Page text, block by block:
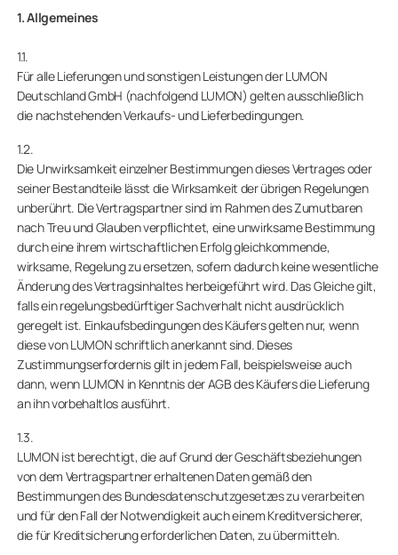
Privatkunden
Geschäftskunden
KONTAKT
1. Allgemeines
1.1.
Für alle Lieferungen und sonstigen Leistungen der LUMON
Deutschland GmbH (nachfolgend LUMON) gelten ausschließlich
die nachstehenden Verkaufs- und Lieferbedingungen.
1.2.
Die Unwirksamkeit einzelner Bestimmungen dieses Vertrages oder
seiner Bestandteile lässt die Wirksamkeit der übrigen Regelungen
unberührt. Die Vertragspartner sind im Rahmen des Zumutbaren
nach Treu und Glauben verpflichtet, eine unwirksame Bestimmung
durch eine ihrem wirtschaftlichen Erfolg gleichkommende,
wirksame, Regelung zu ersetzen, sofern dadurch keine wesentliche
Änderung des Vertragsinhaltes herbeigeführt wird. Das Gleiche gilt,
falls ein regelungsbedürftiger Sachverhalt nicht ausdrücklich
geregelt ist. Einkaufsbedingungen des Käufers gelten nur, wenn
diese von LUMON schriftlich anerkannt sind. Dieses
Zustimmungserfordernis gilt in jedem Fall, beispielsweise auch
dann, wenn LUMON in Kenntnis der AGB des Käufers die Lieferung
an ihn vorbehaltlos ausführt.
1.3.
LUMON ist berechtigt, die auf Grund der Geschäftsbeziehungen
von dem Vertragspartner erhaltenen Daten gemäß den
Bestimmungen des Bundesdatenschutzgesetzes zu verarbeiten
und für den Fall der Notwendigkeit auch einem Kreditversicherer,
die für Kreditsicherung erforderlichen Daten, zu übermitteln.